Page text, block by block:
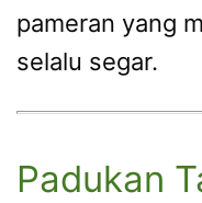
pameran yang
selalu segar.
Padukan